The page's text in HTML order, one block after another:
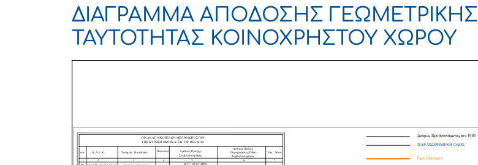
ΔΙΑΓΡΑΜΜΑ ΑΠΟΔΟΣΗΣ ΓΕΩΜΕΤΡΙΚΗΣ
ΤΑΥΤΟΤΗΤΑΣ ΚΟΙΝΟΧΡΗΣΤΟΥ ΧΩΡΟΥ